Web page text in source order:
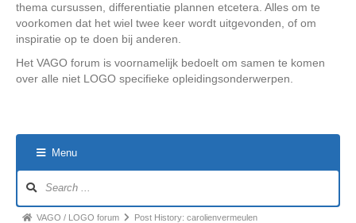
thema cursussen, differentiatie plannen etcetera. Alles om te
voorkomen dat het wiel twee keer wordt uitgevonden, of om
inspiratie op te doen bij anderen.
Het VAGO forum is voornamelijk bedoelt om samen te komen
over alle niet LOGO specifieke opleidingsonderwerpen.
Menu
Navigation
ForumVAGO / LOGO forum Post History: carolienvermeulen